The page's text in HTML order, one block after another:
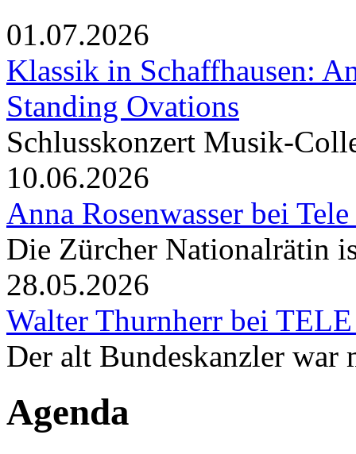
01.07.2026
Klassik in Schaffhausen:
Standing Ovations
Schlusskonzert Musik-
10.06.2026
Anna Rosenwasser bei
Die Zürcher Nationalrätin
28.05.2026
Walter Thurnherr bei
Der alt Bundeskanzler war
Agenda